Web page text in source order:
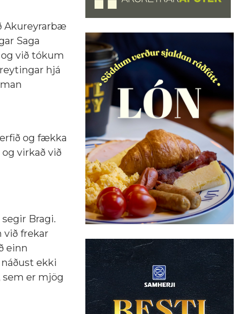
Akureyrarbæ
Saga
og við tókum
hjá
og fækka
virkað við
Bragi.
við frekar
einn
ekki
sem er mjög